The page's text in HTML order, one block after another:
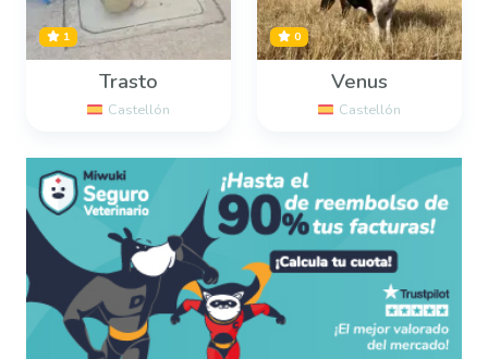
1
Trasto
Castellón
0
Venus
Castellón